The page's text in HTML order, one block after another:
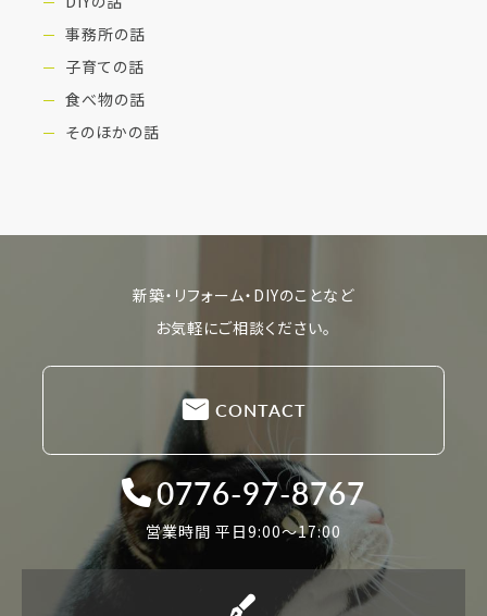
事務所の話
子育ての話
食べ物の話
そのほかの話
新築・リフォーム・DIYのことなど
お気軽にご相談ください。
CONTACT
0776-97-8767
営業時間 平日9:00〜17:00